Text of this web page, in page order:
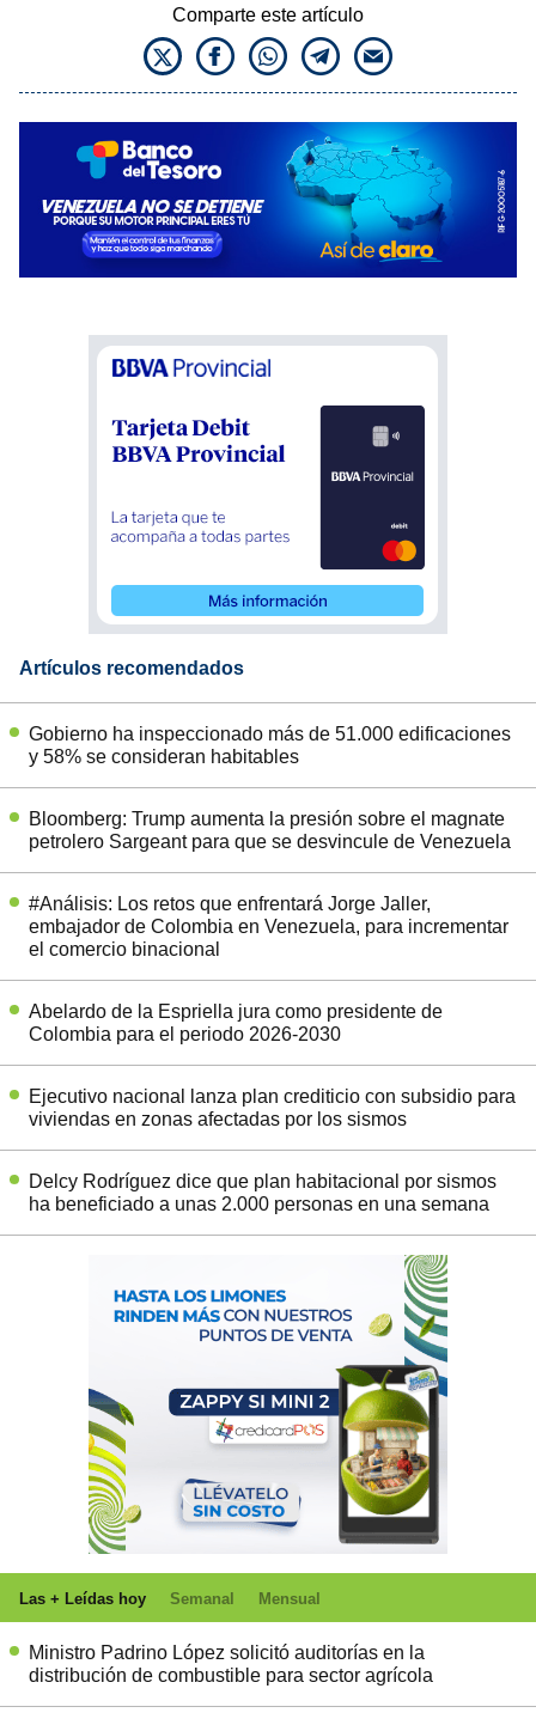
Comparte este artículo
Artículos recomendados
Gobierno ha inspeccionado más de 51.000 edificaciones
y 58% se consideran habitables
Bloomberg: Trump aumenta la presión sobre el magnate
petrolero Sargeant para que se desvincule de Venezuela
#Análisis: Los retos que enfrentará Jorge Jaller,
embajador de Colombia en Venezuela, para incrementar
el comercio binacional
Abelardo de la Espriella jura como presidente de
Colombia para el periodo 2026-2030
Ejecutivo nacional lanza plan crediticio con subsidio para
viviendas en zonas afectadas por los sismos
Delcy Rodríguez dice que plan habitacional por sismos
ha beneficiado a unas 2.000 personas en una semana
Las + Leídas hoy Semanal Mensual
Ministro Padrino López solicitó auditorías en la
distribución de combustible para sector agrícola